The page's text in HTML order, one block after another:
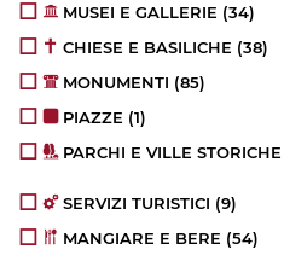
MUSEI E GALLERIE (34)
CHIESE E BASILICHE (38)
MONUMENTI (85)
PIAZZE (1)
PARCHI E VILLE STORICHE
SERVIZI TURISTICI (9)
MANGIARE E BERE (54)